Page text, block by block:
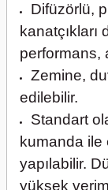
Difüzörlü,
performans,
Zemine,
edilebilir.
Standart
kumanda ile
yapılabilir.
yüksek